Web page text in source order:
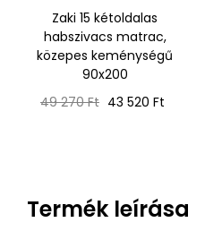
Zaki 15 kétoldalas
habszivacs matrac,
közepes keménységű
90x200
Normál
49 270 Ft Ár
43 520 Ft
Termék leírása